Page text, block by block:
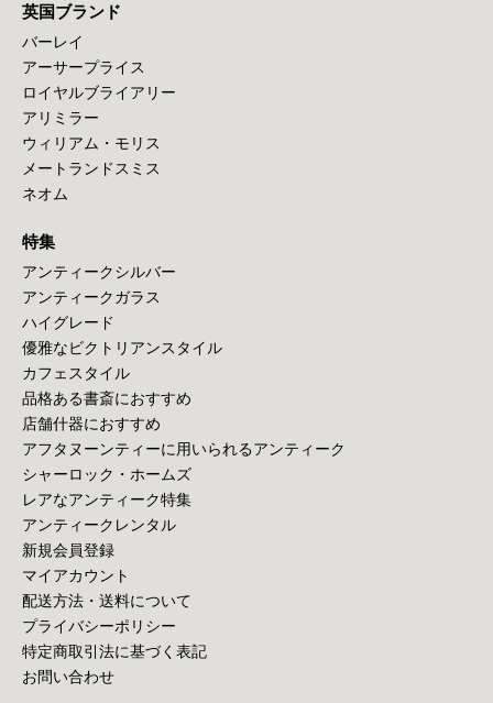
英国ブランド
バーレイ
アーサープライス
ロイヤルブライアリー
アリミラー
ウィリアム・モリス
メートランドスミス
ネオム
特集
アンティークシルバー
アンティークガラス
ハイグレード
優雅なビクトリアンスタイル
カフェスタイル
品格ある書斎におすすめ
店舗什器におすすめ
アフタヌーンティーに用いられるアンティーク
シャーロック・ホームズ
レアなアンティーク特集
アンティークレンタル
新規会員登録
マイアカウント
配送方法・送料について
プライバシーポリシー
特定商取引法に基づく表記
お問い合わせ